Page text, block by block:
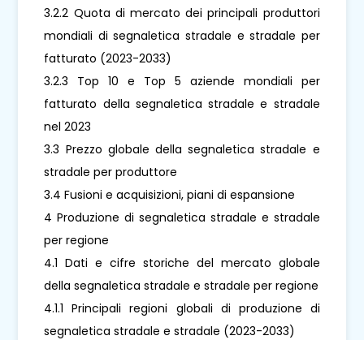
3.2.2 Quota di mercato dei principali produttori
mondiali di segnaletica stradale e stradale per
fatturato (2023-2033)
3.2.3 Top 10 e Top 5 aziende mondiali per
fatturato della segnaletica stradale e stradale
nel 2023
3.3 Prezzo globale della segnaletica stradale e
stradale per produttore
3.4 Fusioni e acquisizioni, piani di espansione
4 Produzione di segnaletica stradale e stradale
per regione
4.1 Dati e cifre storiche del mercato globale
della segnaletica stradale e stradale per regione
4.1.1 Principali regioni globali di produzione di
segnaletica stradale e stradale (2023-2033)